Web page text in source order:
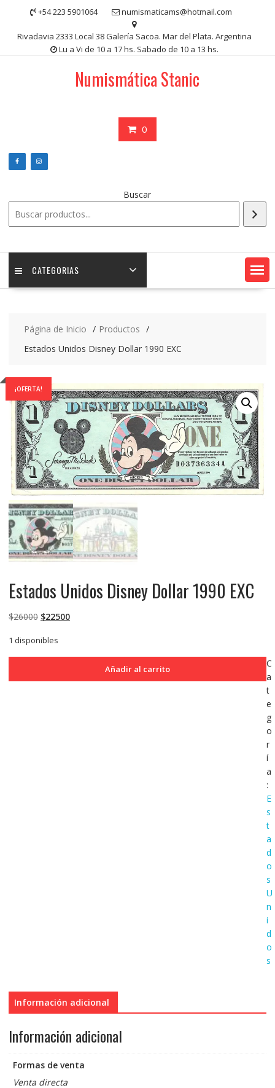
contenido
+54 223 5901064 numismaticams@hotmail.com
Rivadavia 2333 Local 38 Galería Sacoa. Mar del Plata. Argentina
Lu a Vi de 10 a 17 hs. Sabado de 10 a 13 hs.
Numismática Stanic
0
Buscar
CATEGORIAS
Página de Inicio
Productos
Estados Unidos Disney Dollar 1990 EXC
¡OFERTA!
Estados Unidos Disney Dollar 1990 EXC
$26000 El
original
era:
$22500El
es:
1 disponibles
Añadir al carrito
C
a
t
e
g
o
r
í
a
:
E
s
t
a
d
o
s
U
n
i
d
o
s
Información adicional
Información adicional
Formas de venta
Venta directa